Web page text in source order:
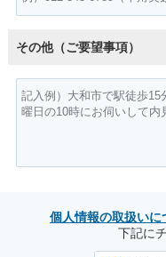
その他（ご要望事項）
個人情報の取扱いに
下記に